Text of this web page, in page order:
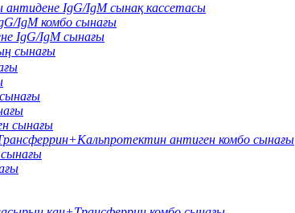
антидене IgG/IgM сынақ кассетасы
IgM комбо сынағы
IgG/IgM сынағы
сынағы
сынағы
антиген комбо сынағы